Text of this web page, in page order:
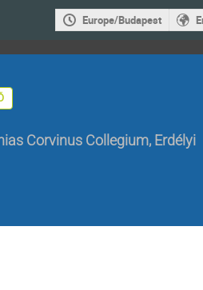
Europe/Budapest
Corvinus Collegium, Erdélyi